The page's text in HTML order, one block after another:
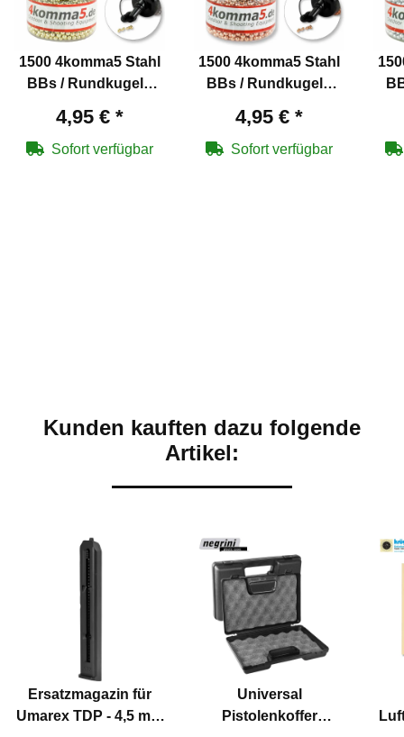
1500 4komma5 Stahl
BBs / Rundkugeln
Messing überzogen
für Co2-Waffen
4,95 € *
Sofort verfügbar
1500 4komma5 Stahl
BBs / Rundkugeln
verkupfert für Co2-
Waffen
4,95 € *
Sofort verfügbar
Kunden kauften dazu folgende
Artikel:
Ersatzmagazin für
Umarex TDP - 4,5 mm
Universal
Pistolenkoffer